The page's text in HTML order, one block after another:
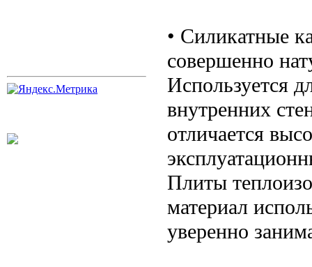
• Силикатные
совершенно
Используется
внутренних
отличается
Плиты
материал
уверенно